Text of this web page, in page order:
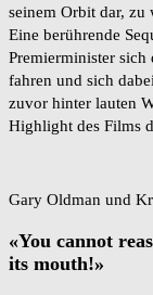
seinem Orbit dar,
Eine berührende
Premierminister
fahren und sich
zuvor hinter lauten
Highlight des Films
Gary Oldman und
«You cannot
its mouth!»